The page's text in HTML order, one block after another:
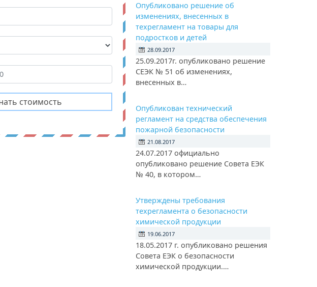
Опубликовано решение об
изменениях, внесенных в
техрегламент на товары для
подростков и детей
28.09.2017
25.09.2017г. опубликовано решение
СЕЭК № 51 об изменениях,
внесенных в…
Опубликован технический
регламент на средства обеспечения
пожарной безопасности
21.08.2017
24.07.2017 официально
опубликовано решение Совета ЕЭК
№ 40, в котором…
Утверждены требования
техрегламента о безопасности
химической продукции
19.06.2017
18.05.2017 г. опубликовано решения
Совета ЕЭК о безопасности
химической продукции.…